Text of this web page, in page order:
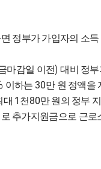
정부가 가입자의 소득
마감일 이전)대비 정
이하는 30만 원 정액을
대 1 천 80만 원의 정부
추가지원금으로 근로